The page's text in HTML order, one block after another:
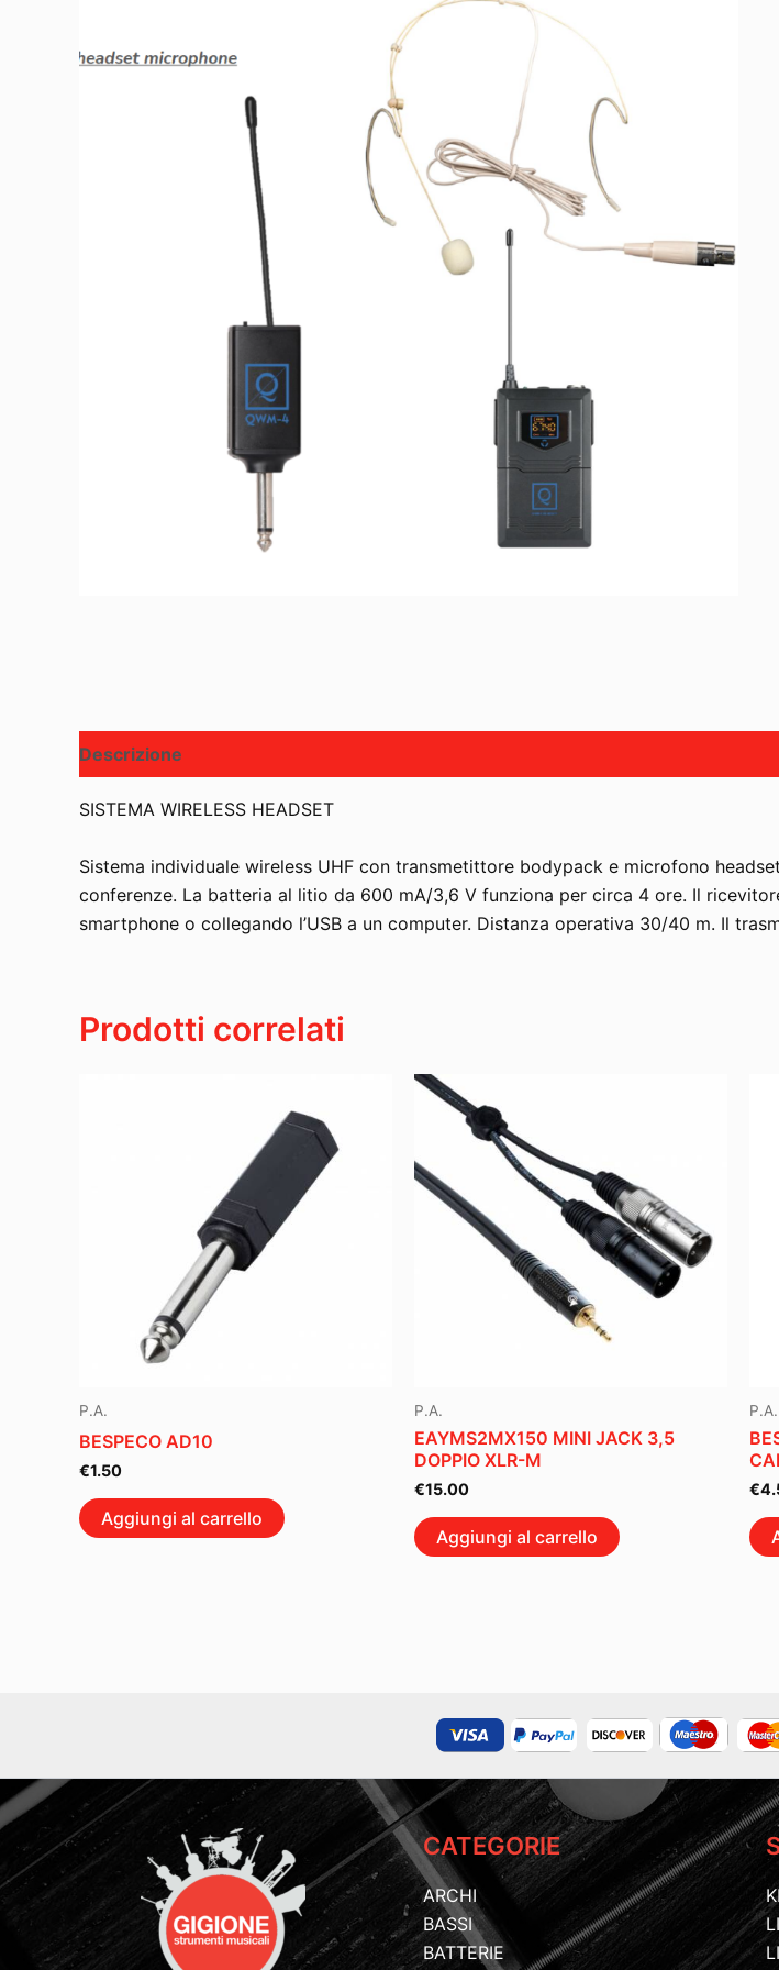
Descrizione
SISTEMA WIRELESS HEADSET
Sistema individuale wireless UHF con transmetittore bodypack e microfono
conferenze. La batteria al litio da 600 mA/3,6 V funziona per circa 4 ore. Il
smartphone o collegando l’USB a un computer. Distanza operativa 30/40 m. Il
Prodotti correlati
P.A.
BESPECO AD10
€1.50
Aggiungi al carrello
P.A.
EAYMS2MX150 MINI JACK 3,5
DOPPIO XLR-M
€15.00
Aggiungi al carrello
P.A.
€
CATEGORIE
ARCHI
BASSI
BATTERIE